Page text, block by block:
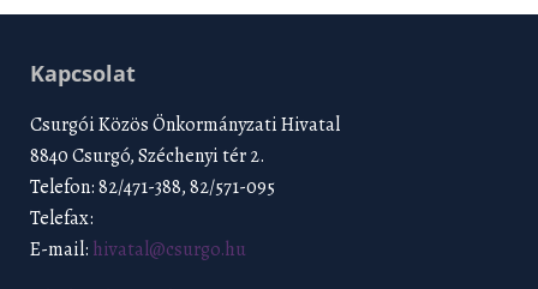
Kapcsolat
Csurgói Közös Önkormányzati Hivatal
8840 Csurgó, Széchenyi tér 2.
Telefon: 82/471-388, 82/571-095
Telefax:
E-mail: hivatal@csurgo.hu